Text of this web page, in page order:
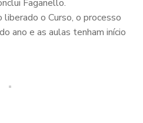
Faganello.
o Curso, o processo
ano e as aulas tenham início